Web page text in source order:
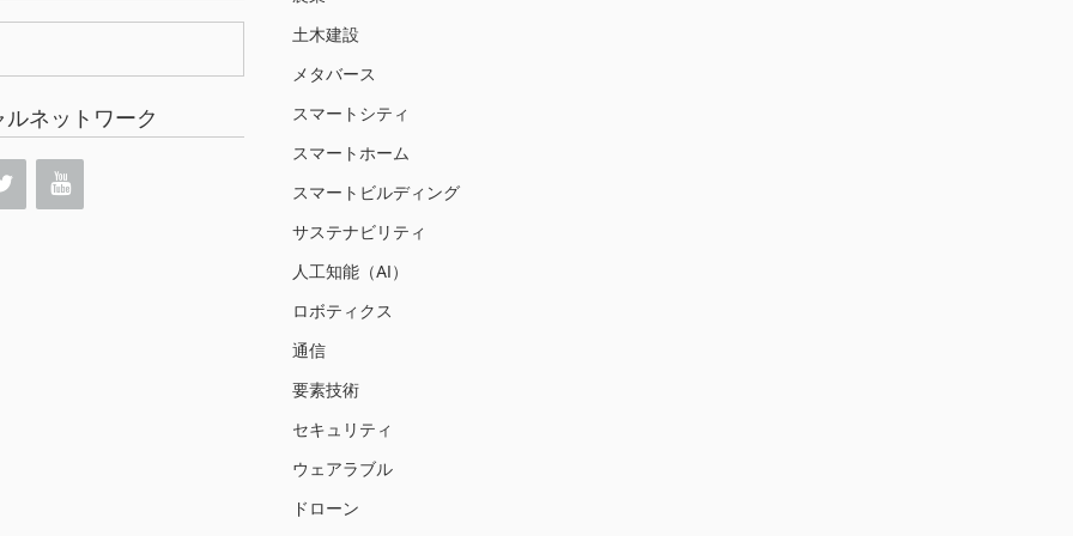
ルネットワーク
土木建設
メタバース
スマートシティ
スマートホーム
スマートビルディング
サステナビリティ
人工知能（AI）
ロボティクス
通信
要素技術
セキュリティ
ウェアラブル
ドローン